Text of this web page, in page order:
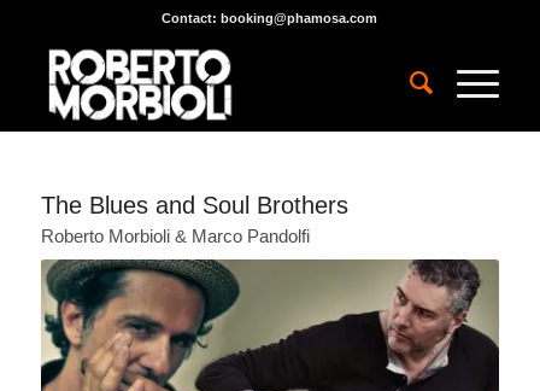
Contact:booking@phamosa.com
The Blues and Soul Brothers
Roberto Morbioli & Marco Pandolfi